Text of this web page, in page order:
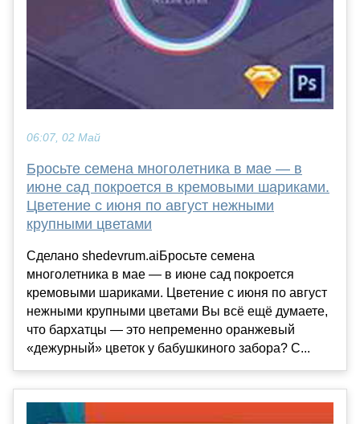
06:07, 02 Май
Бросьте семена многолетника в мае — в
июне сад покроется в кремовыми шариками.
Цветение с июня по август нежными
крупными цветами
Сделано shedevrum.aiБросьте семена
многолетника в мае — в июне сад покроется
кремовыми шариками. Цветение с июня по август
нежными крупными цветами Вы всё ещё думаете,
что бархатцы — это непременно оранжевый
«дежурный» цветок у бабушкиного забора? С...